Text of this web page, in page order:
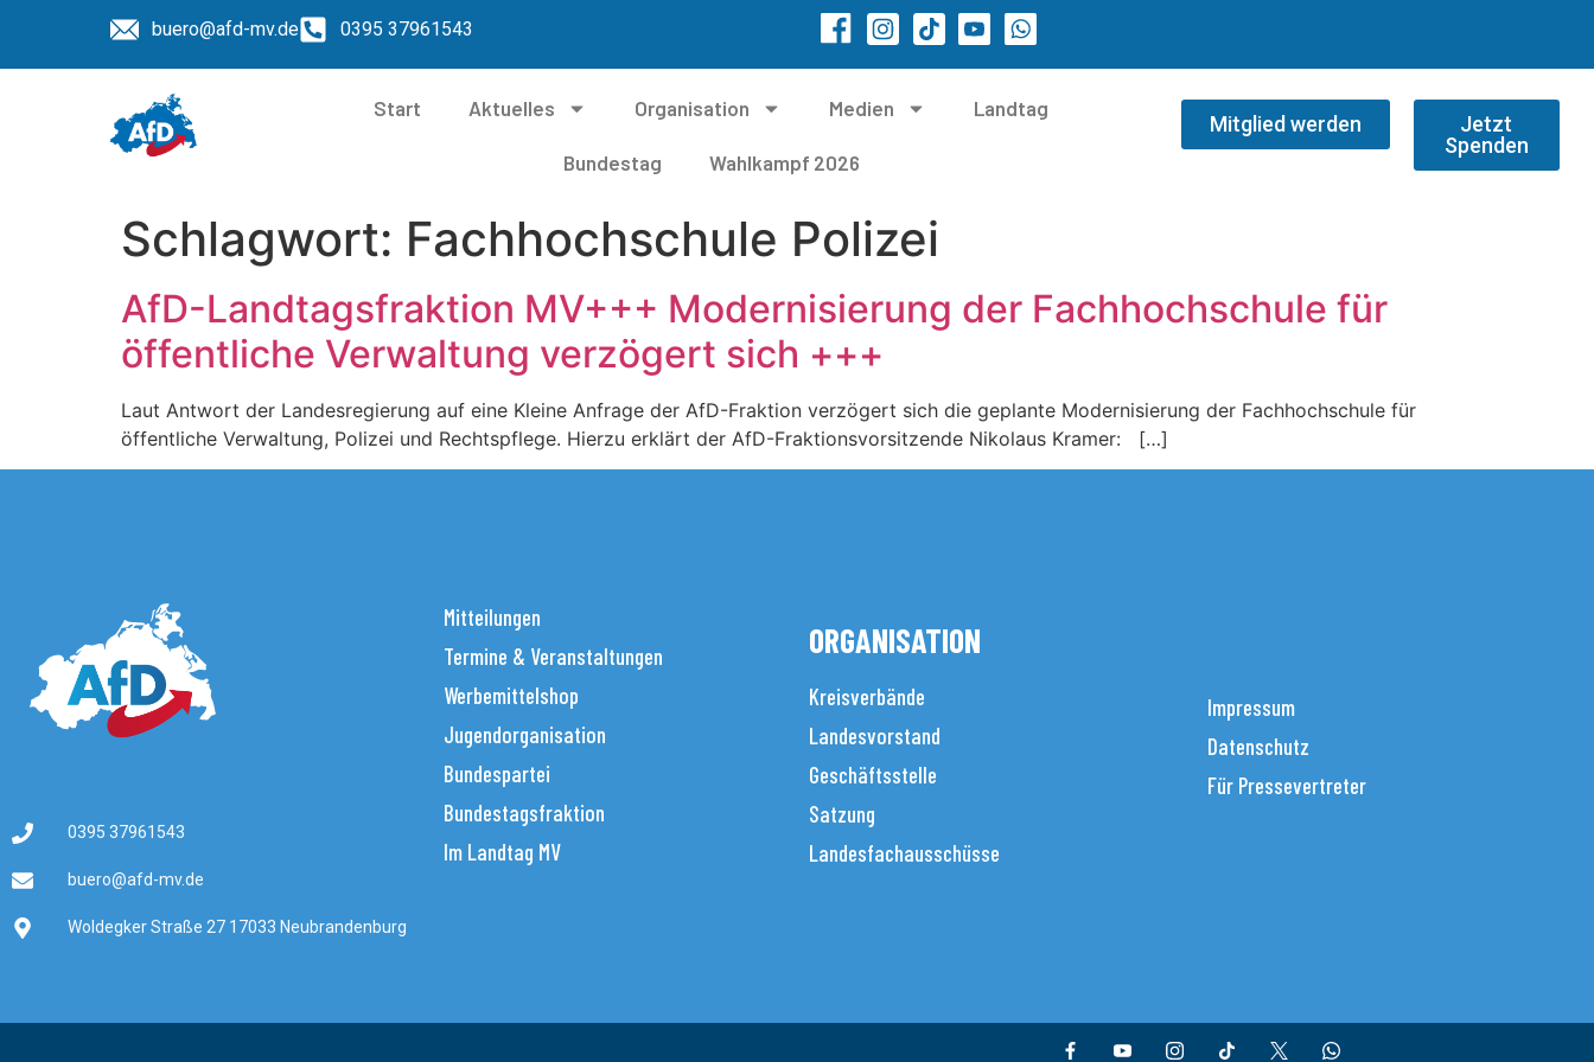
buero@afd-mv.de 0395 37961543
Start Aktuelles Organisation Medien Landtag
Bundestag Wahlkampf 2026
Mitglied werden
Jetzt
Spenden
Schlagwort: Fachhochschule Polizei
AfD-Landtagsfraktion MV+++ Modernisierung der Fachhochschule für
öffentliche Verwaltung verzögert sich +++
Laut Antwort der Landesregierung auf eine Kleine Anfrage der AfD-Fraktion verzögert sich die geplante Modernisierung der Fachhochschule für
öffentliche Verwaltung, Polizei und Rechtspflege. Hierzu erklärt der AfD-Fraktionsvorsitzende Nikolaus Kramer: […]
0395 37961543
buero@afd-mv.de
Woldegker Straße 27 17033 Neubrandenburg
Mitteilungen
Termine & Veranstaltungen
Werbemittelshop
Jugendorganisation
Bundespartei
Bundestagsfraktion
Im Landtag MV
ORGANISATION
Kreisverbände
Landesvorstand
Geschäftsstelle
Satzung
Landesfachausschüsse
Impressum
Datenschutz
Für Pressevertreter